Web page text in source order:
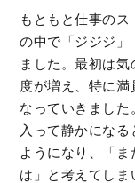
もともと仕事の
の中で「ジジジ」
ました。最初は
度が増え、特に満
なっていきました
入って静かにな
ようになり、「
は」と考えてしま